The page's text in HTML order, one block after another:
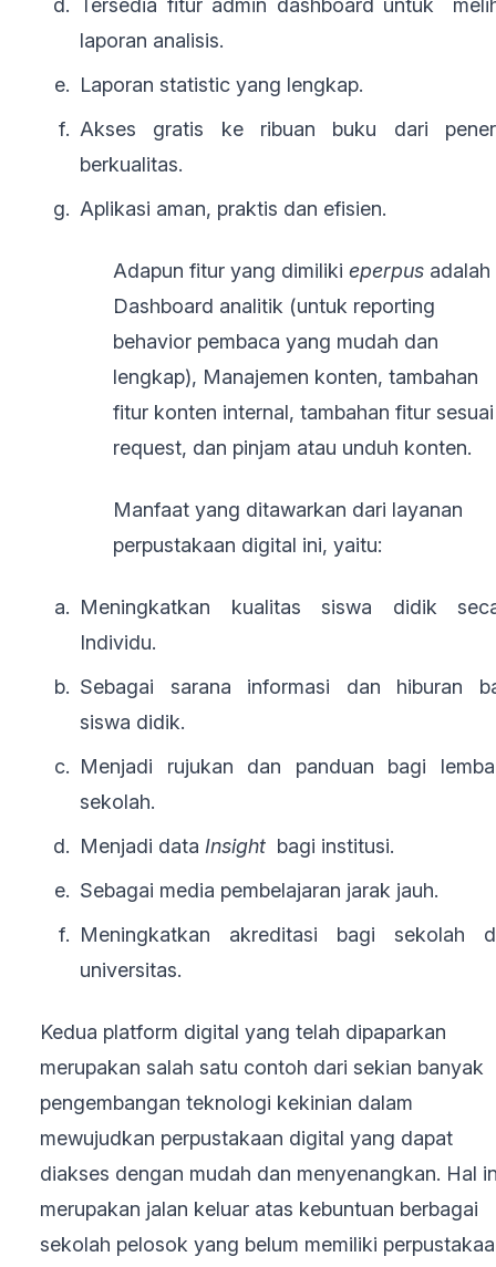
Tersedia fitur admin dashboard untuk
laporan analisis.
Laporan statistic yang lengkap.
Akses gratis ke ribuan buku dari
berkualitas.
Aplikasi aman, praktis dan efisien.
Adapun fitur yang dimilikieperpus adalah
Dashboard analitik (untuk reporting
behavior pembaca yang mudah dan
lengkap), Manajemen konten, tambahan
fitur konten internal, tambahan fitur sesuai
request, dan pinjam atau unduh konten.
Manfaat yang ditawarkan dari layanan
perpustakaan digital ini, yaitu:
Meningkatkan kualitas siswa didik
Individu.
Sebagai sarana informasi dan hiburan
siswa didik.
Menjadi rujukan dan panduan bagi
sekolah.
Menjadi data Insight bagi institusi.
Sebagai media pembelajaran jarak jauh.
Meningkatkan akreditasi bagi sekolah
universitas.
Kedua platform digital yang telah dipaparkan
merupakan salah satu contoh dari sekian banyak
pengembangan teknologi kekinian dalam
mewujudkan perpustakaan digital yang dapat
diakses dengan mudah dan menyenangkan. Hal
merupakan jalan keluar atas kebuntuan berbagai
sekolah pelosok yang belum memiliki